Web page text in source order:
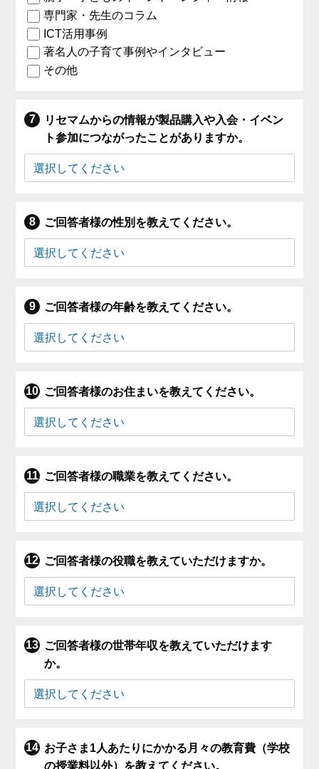
専門家・先生のコラム
ICT活用事例
著名人の子育て事例やインタビュー
その他
リセマムからの情報が製品購入や入会・イベン
ト参加につながったことがありますか。
ご回答者様の性別を教えてください。
ご回答者様の年齢を教えてください。
ご回答者様のお住まいを教えてください。
ご回答者様の職業を教えてください。
ご回答者様の役職を教えていただけますか。
ご回答者様の世帯年収を教えていただけます
か。
お子さま1人あたりにかかる月々の教育費（学校
の授業料以外）を教えてください。